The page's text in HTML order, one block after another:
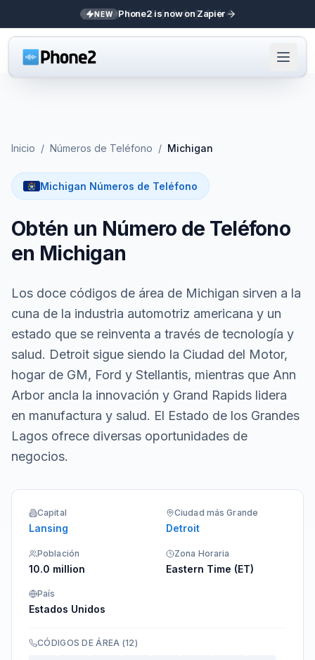
NEW Phone2 is now on Zapier
Inicio / Números de Teléfono / Michigan
Michigan Números de Teléfono
Obtén un Número de Teléfono
en Michigan
Los doce códigos de área de Michigan sirven a la
cuna de la industria automotriz americana y un
estado que se reinventa a través de tecnología y
salud. Detroit sigue siendo la Ciudad del Motor,
hogar de GM, Ford y Stellantis, mientras que Ann
Arbor ancla la innovación y Grand Rapids lidera
en manufactura y salud. El Estado de los Grandes
Lagos ofrece diversas oportunidades de
negocios.
Capital
Lansing
Ciudad más Grande
Detroit
Población
10.0 million
Zona Horaria
Eastern Time (ET)
País
Estados Unidos
CÓDIGOS DE ÁREA (12)